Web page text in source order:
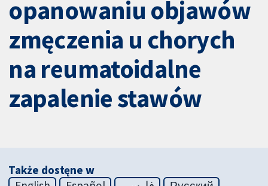
opanowaniu objawów
zmęczenia u chorych
na reumatoidalne
zapalenie stawów
Także dostęne w